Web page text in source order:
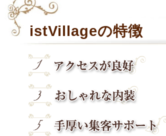
istVillageの特徴